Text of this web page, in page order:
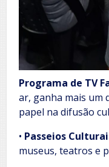
Programa de TV
ar, ganha mais um
papel na difusão
• Passeios
museus, teatros e